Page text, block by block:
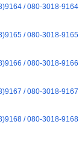
/ 080-3018-9164
/ 080-3018-9165
/ 080-3018-9166
/ 080-3018-9167
/ 080-3018-9168